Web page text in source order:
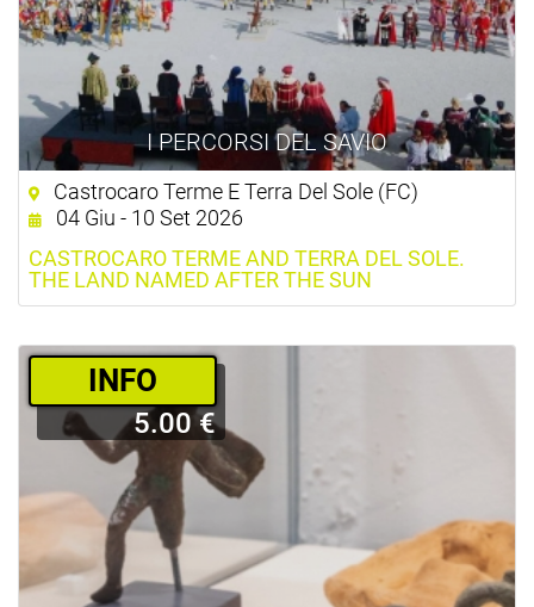
I PERCORSI DEL SAVIO
Castrocaro Terme E Terra Del Sole (FC)
04 Giu - 10 Set 2026
CASTROCARO TERME AND TERRA DEL SOLE.
THE LAND NAMED AFTER THE SUN
­INFO
5.00 €